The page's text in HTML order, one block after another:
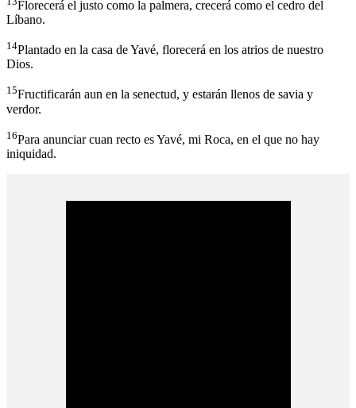
Florecerá el justo como la palmera, crecerá como el cedro del
Líbano.
14Plantado en la casa de Yavé, florecerá en los atrios de nuestro
Dios.
15Fructificarán aun en la senectud, y estarán llenos de savia y
verdor.
16Para anunciar cuan recto es Yavé, mi Roca, en el que no hay
iniquidad.